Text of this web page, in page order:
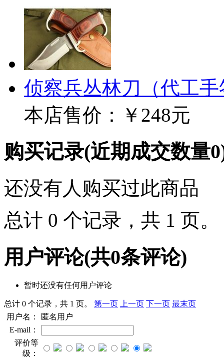
侦察兵丛林刀（代工
本店售价：
￥248元
购买记录(近期成交数量0
还没有人购买过此商品
总计 0 个记录，共 1 页。
用户评论(共0条评论)
暂时还没有任何用户评论
总计 0 个记录，共 1 页。 第一页 上一页 下一页 最末页
用户名：
匿名用户
E-mail：
评价等
级：